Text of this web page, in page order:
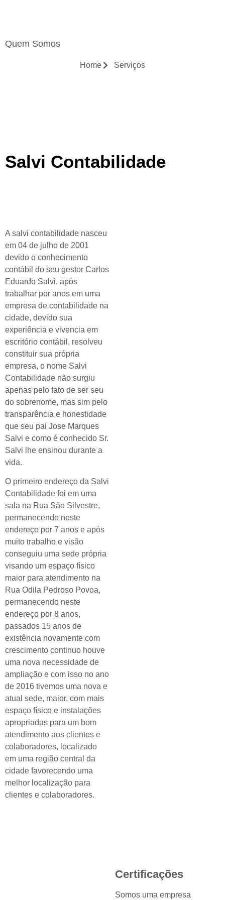
Quem Somos
Home Serviços
Salvi Contabilidade
A salvi contabilidade nasceu
em 04 de julho de 2001
devido o conhecimento
contábil do seu gestor Carlos
Eduardo Salvi, após
trabalhar por anos em uma
empresa de contabilidade na
cidade, devido sua
experiência e vivencia em
escritório contábil, resolveu
constituir sua própria
empresa, o nome Salvi
Contabilidade não surgiu
apenas pelo fato de ser seu
do sobrenome, mas sim pelo
transparência e honestidade
que seu pai Jose Marques
Salvi e como é conhecido Sr.
Salvi lhe ensinou durante a
vida.
O primeiro endereço da Salvi
Contabilidade foi em uma
sala na Rua São Silvestre,
permanecendo neste
endereço por 7 anos e após
muito trabalho e visão
conseguiu uma sede própria
visando um espaço físico
maior para atendimento na
Rua Odila Pedroso Povoa,
permanecendo neste
endereço por 8 anos,
passados 15 anos de
existência novamente com
crescimento continuo houve
uma nova necessidade de
ampliação e com isso no ano
de 2016 tivemos uma nova e
atual sede, maior, com mais
espaço físico e instalações
apropriadas para um bom
atendimento aos clientes e
colaboradores, localizado
em uma região central da
cidade favorecendo uma
melhor localização para
clientes e colaboradores.
Certificações
Somos uma empresa